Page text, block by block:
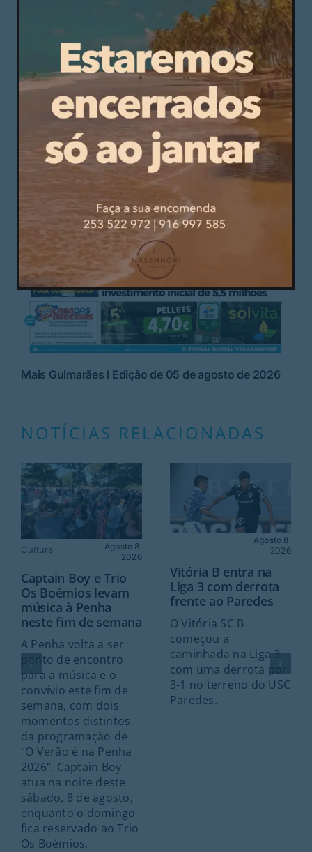
Mais Guimarães I Edição de 05 de agosto de 2026
NOTÍCIAS RELACIONADAS
Cultura
Agosto 8,
2026
Captain Boy e Trio
Os Boémios levam
música à Penha
neste fim de semana
A Penha volta a ser
ponto de encontro
para a música e o
convívio este fim de
semana, com dois
momentos distintos
da programação de
“O Verão é na Penha
2026”. Captain Boy
atua na noite deste
sábado, 8 de agosto,
enquanto o domingo
fica reservado ao Trio
Os Boémios.
Agosto 8,
2026
Vitória B entra na
Liga 3 com derrota
frente ao Paredes
O Vitória SC B
começou a
caminhada na Liga 3
com uma derrota por
3-1 no terreno do USC
Paredes.